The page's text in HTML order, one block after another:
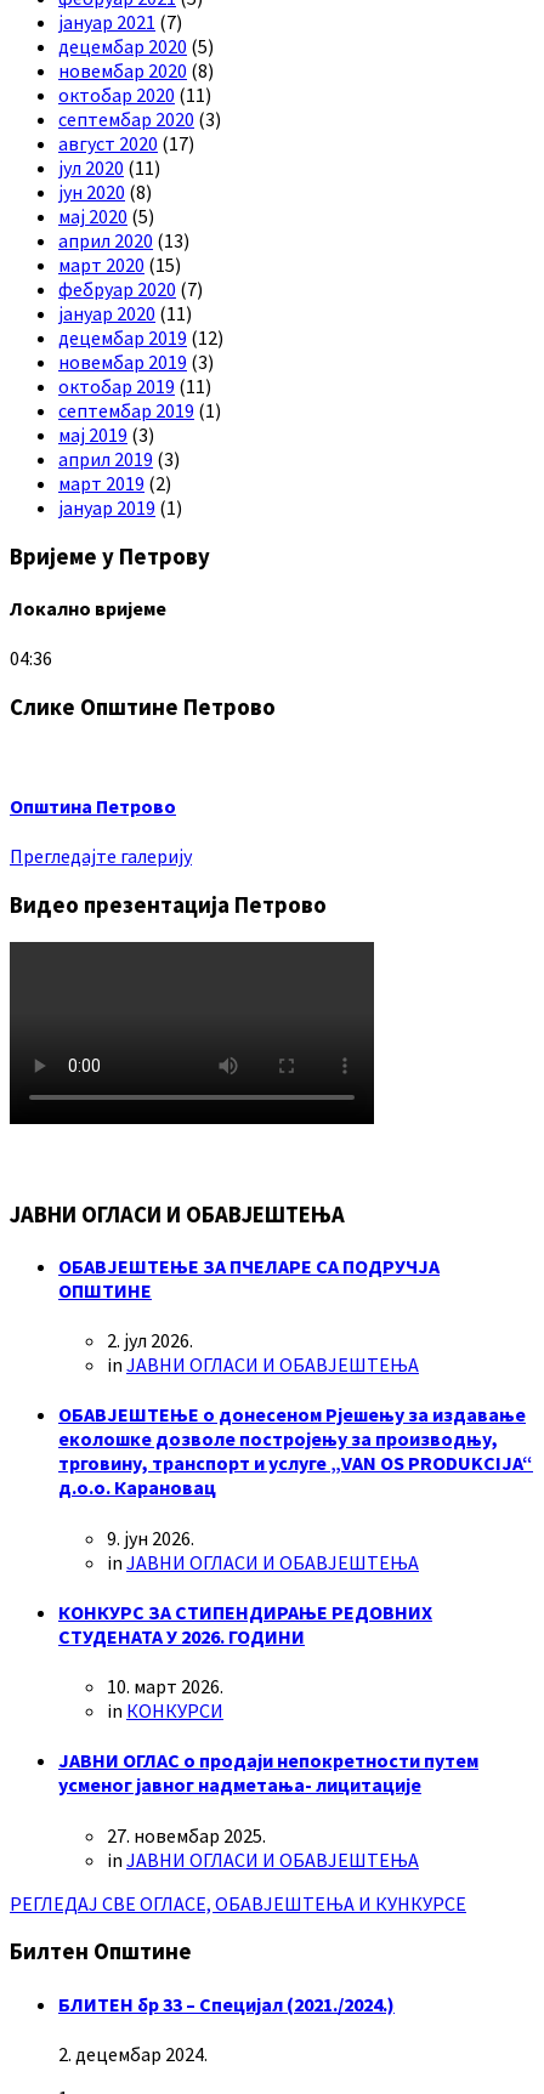
јануар 2021 (7)
децембар 2020 (5)
новембар 2020 (8)
октобар 2020 (11)
септембар 2020 (3)
август 2020 (17)
јул 2020 (11)
јун 2020 (8)
мај 2020 (5)
април 2020 (13)
март 2020 (15)
фебруар 2020 (7)
јануар 2020 (11)
децембар 2019 (12)
новембар 2019 (3)
октобар 2019 (11)
септембар 2019 (1)
мај 2019 (3)
април 2019 (3)
март 2019 (2)
јануар 2019 (1)
Вријеме у Петрову
Локално вријеме
04:36
Слике Општине Петрово
Општина Петрово
Прегледајте галерију
Видео презентација Петрово
ЈАВНИ ОГЛАСИ И ОБАВЈЕШТЕЊА
ОБАВЈЕШТЕЊЕ ЗА ПЧЕЛАРЕ СА ПОДРУЧЈА
ОПШТИНЕ
2. јул 2026.
in ЈАВНИ ОГЛАСИ И ОБАВЈЕШТЕЊА
ОБАВЈЕШТЕЊЕ о донесеном Рјешењу за издавање
еколошке дозволе постројењу за производњу,
трговину, транспорт и услуге „VAN OS PRODUKCIJA“
д.о.о. Карановац
9. јун 2026.
in ЈАВНИ ОГЛАСИ И ОБАВЈЕШТЕЊА
КОНКУРС ЗА СТИПЕНДИРАЊЕ РЕДОВНИХ
СТУДЕНАТА У 2026. ГОДИНИ
10. март 2026.
in КОНКУРСИ
ЈАВНИ ОГЛАС о продаји непокретности путем
усменог јавног надметања- лицитације
27. новембар 2025.
in ЈАВНИ ОГЛАСИ И ОБАВЈЕШТЕЊА
РЕГЛЕДАЈ СВЕ ОГЛАСЕ, ОБАВЈЕШТЕЊА И КУНКУРСЕ
Билтен Општине
БЛИТЕН бр 33 – Специјал (2021./2024.)
2. децембар 2024.